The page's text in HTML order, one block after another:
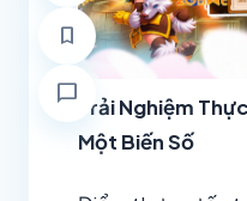
bookmark
chat_bubble Trải Nghiệm
Một Biến Số